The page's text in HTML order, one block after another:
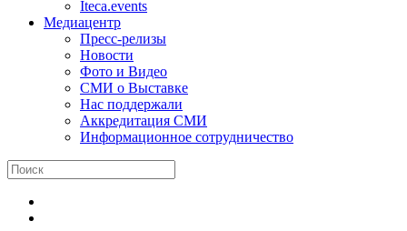
Iteca.events
Медиацентр
Пресс-релизы
Новости
Фото и Видео
СМИ о Выставке
Нас поддержали
Аккредитация СМИ
Информационное сотрудничество